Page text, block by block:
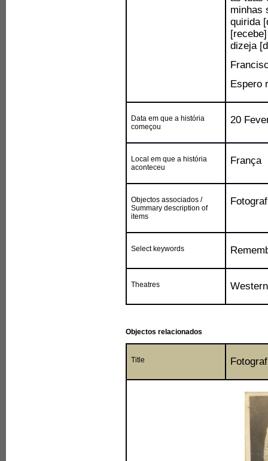
minhas
quirida
dizeja
Espero
Data em que a história
começou
20
Local em que a história
aconteceu
França
Objectos associados /
Summary description of
items
Select keywords
Theatres
Objectos relacionados
Title